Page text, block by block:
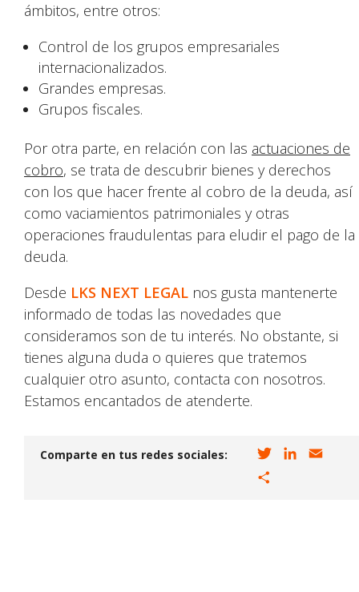
ámbitos, entre otros:
Control de los grupos empresariales
internacionalizados.
Grandes empresas.
Grupos fiscales.
Por otra parte, en relación con las actuaciones de
cobro, se trata de descubrir bienes y derechos
con los que hacer frente al cobro de la deuda, así
como vaciamientos patrimoniales y otras
operaciones fraudulentas para eludir el pago de la
deuda.
Desde LKS NEXT LEGAL nos gusta mantenerte
informado de todas las novedades que
consideramos son de tu interés. No obstante, si
tienes alguna duda o quieres que tratemos
cualquier otro asunto, contacta con nosotros.
Estamos encantados de atenderte.
Comparte en tus redes sociales: